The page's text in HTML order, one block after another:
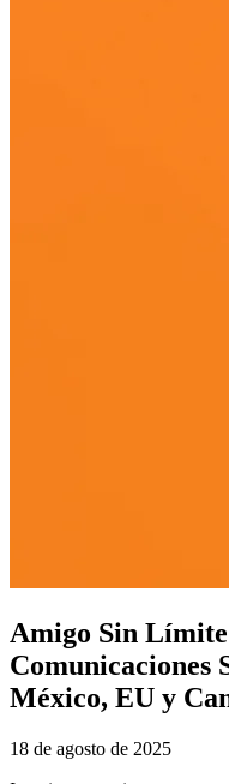
Amigo Sin
Comunicaciones
México, EU y
18 de agosto de 2025